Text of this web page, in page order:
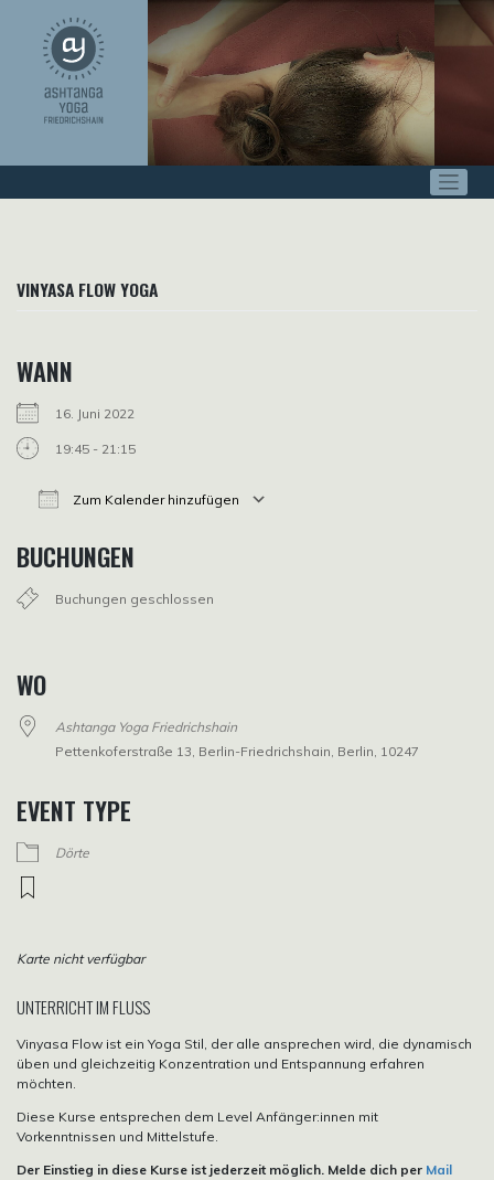
springen
VINYASA FLOW YOGA
WANN
16. Juni 2022
19:45 - 21:15
Zum Kalender hinzufügen
BUCHUNGEN
Buchungen geschlossen
WO
Ashtanga Yoga Friedrichshain
Pettenkoferstraße 13, Berlin-Friedrichshain, Berlin, 10247
EVENT TYPE
Dörte
Karte nicht verfügbar
UNTERRICHT IM FLUSS
Vinyasa Flow ist ein Yoga Stil, der alle ansprechen wird, die dynamisch
üben und gleichzeitig Konzentration und Entspannung erfahren
möchten.
Diese Kurse entsprechen dem Level Anfänger:innen mit
Vorkenntnissen und Mittelstufe.
Der Einstieg in diese Kurse ist jederzeit möglich. Melde dich per Mail